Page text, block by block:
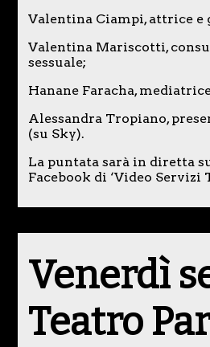
Valentina Ciampi, attrice e
Valentina Mariscotti,
sessuale;
Hanane Faracha,
Alessandra Tropiano,
(su Sky).
La puntata sarà in diretta
Facebook di ‘Video Servizi
Venerdì
Teatro